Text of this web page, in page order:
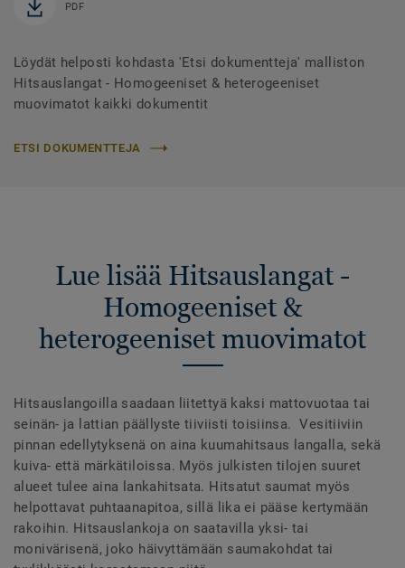
PDF
Löydät helposti kohdasta 'Etsi dokumentteja' malliston
Hitsauslangat - Homogeeniset & heterogeeniset
muovimatot kaikki dokumentit
ETSI DOKUMENTTEJA
Lue lisää Hitsauslangat -
Homogeeniset &
heterogeeniset muovimatot
Hitsauslangoilla saadaan liitettyä kaksi mattovuotaa tai
seinän- ja lattian päällyste tiiviisti toisiinsa. Vesitiiviin
pinnan edellytyksenä on aina kuumahitsaus langalla, sekä
kuiva- että märkätiloissa. Myös julkisten tilojen suuret
alueet tulee aina lankahitsata. Hitsatut saumat myös
helpottavat puhtaanapitoa, sillä lika ei pääse kertymään
rakoihin. Hitsauslankoja on saatavilla yksi- tai
monivärisenä, joko häivyttämään saumakohdat tai